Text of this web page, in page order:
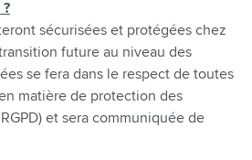
sécurisées et protégées chez
future au niveau des
se fera dans le respect de toutes
matière de protection des
et sera communiquée de